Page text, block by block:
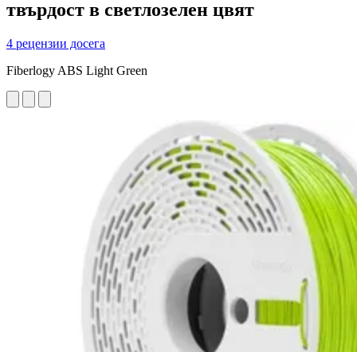
твърдост в светлозелен цвят
4 рецензии досега
Fiberlogy ABS Light Green